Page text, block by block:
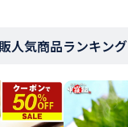
人気商品ランキング